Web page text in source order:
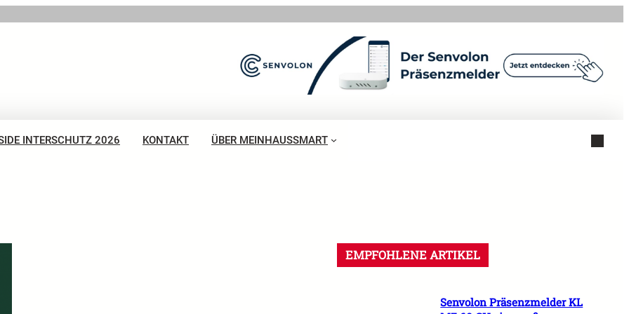
INTERSCHUTZ 2026 KONTAKT ÜBER MEINHAUSSMART
EMPFOHLENE ARTIKEL
Senvolon Präsenzmelder KL